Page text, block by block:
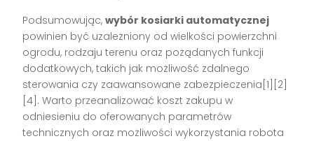
Podsumowując,wybór kosiarki automatycznej
powinien być uzależniony od wielkości powierzchni
ogrodu, rodzaju terenu oraz pożądanych funkcji
dodatkowych, takich jak możliwość zdalnego
sterowania czy zaawansowane zabezpieczenia[1][2]
[4]. Warto przeanalizować koszt zakupu w
odniesieniu do oferowanych parametrów
technicznych oraz możliwości wykorzystania robota